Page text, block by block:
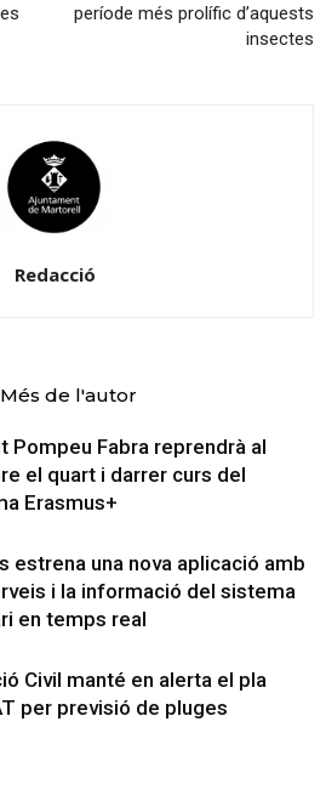
període més prolífic d’aquests
insectes
Redacció
Més de l'autor
Pompeu Fabra reprendrà al
el quart i darrer curs del
Erasmus+
estrena una nova aplicació amb
i la informació del sistema
en temps real
Civil manté en alerta el pla
per previsió de pluges